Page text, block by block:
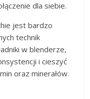
dla siebie.
jest bardzo
technik
w blenderze,
i cieszyć
oraz minerałów.